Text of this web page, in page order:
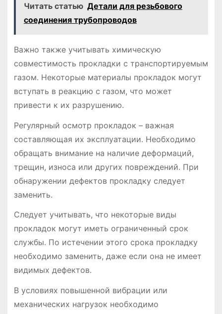
Читать статью Детали для резьбового
соединения трубопроводов
Важно также учитывать химическую
совместимость прокладки с транспортируемым
газом. Некоторые материалы прокладок могут
вступать в реакцию с газом, что может
привести к их разрушению.
Регулярный осмотр прокладок – важная
составляющая их эксплуатации. Необходимо
обращать внимание на наличие деформаций,
трещин, износа или других повреждений. При
обнаружении дефектов прокладку следует
заменить.
Следует учитывать, что некоторые виды
прокладок могут иметь ограниченный срок
службы. По истечении этого срока прокладку
необходимо заменить, даже если она не имеет
видимых дефектов.
В условиях повышенной вибрации или
механических нагрузок необходимо